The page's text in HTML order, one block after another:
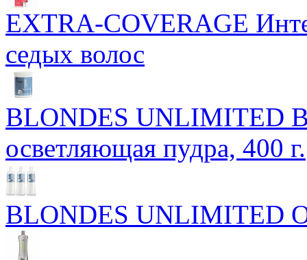
EXTRA-COVERAGE
седых волос
BLONDES UNLIMITED
осветляющая пудра, 400 г.
BLONDES UNLIMITED